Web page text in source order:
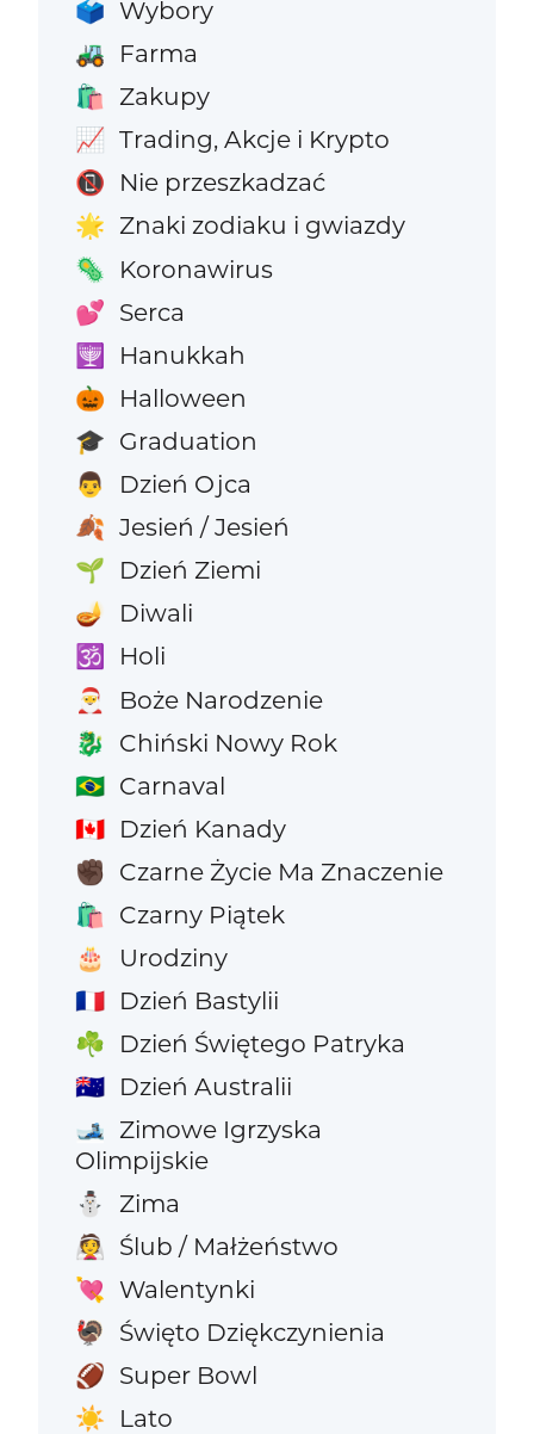
🗳️ Wybory
🚜 Farma
🛍️ Zakupy
📈 Trading, Akcje i Krypto
📵 Nie przeszkadzać
🌟 Znaki zodiaku i gwiazdy
🦠 Koronawirus
💕 Serca
🕎 Hanukkah
🎃 Halloween
🎓 Graduation
👨 Dzień Ojca
🍂 Jesień / Jesień
🌱 Dzień Ziemi
🪔 Diwali
🕉️ Holi
🎅 Boże Narodzenie
🐉 Chiński Nowy Rok
🇧🇷 Carnaval
🇨🇦 Dzień Kanady
✊🏿 Czarne Życie Ma Znaczenie
🛍️ Czarny Piątek
🎂 Urodziny
🇫🇷 Dzień Bastylii
☘️ Dzień Świętego Patryka
🇦🇺 Dzień Australii
🎿 Zimowe Igrzyska
Olimpijskie
⛄ Zima
👰 Ślub / Małżeństwo
💘 Walentynki
🦃 Święto Dziękczynienia
🏈 Super Bowl
☀️ Lato